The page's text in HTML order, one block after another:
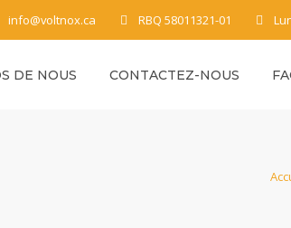
info@voltnox.ca RBQ 58011321-01
DE NOUS CONTACTEZ-NOUS